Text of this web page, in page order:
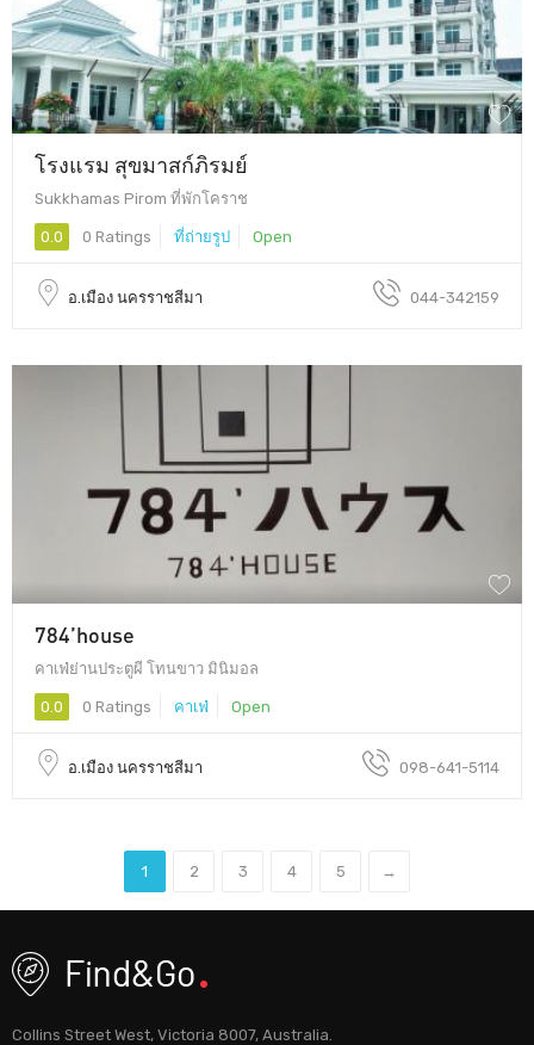
โรงแรม สุขมาสก์ภิรมย์
Sukkhamas Pirom ที่พักโคราช
0.0 0 Ratings ที่ถ่ายรูป Open
อ.เมือง นครราชสีมา 044-342159
784’house
คาเฟ่ย่านประตูผี โทนขาว มินิมอล
0.0 0 Ratings คาเฟ่ Open
อ.เมือง นครราชสีมา 098-641-5114
1 2 3 4 5 →
Collins Street West, Victoria 8007, Australia.